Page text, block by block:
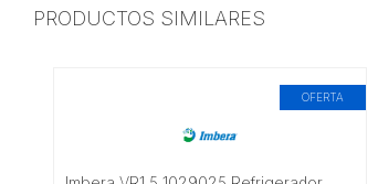
PRODUCTOS SIMILARES
OFERTA